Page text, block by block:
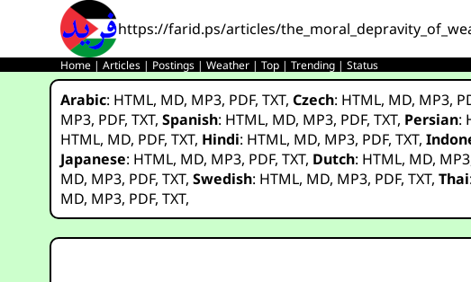
https://farid.ps/articles/
Home |Articles | Postings |Weather |Top |Trending |Status
Arabic: HTML, MD, MP3, PDF,TXT,Czech: HTML, MD, MP3,
MP3, PDF,TXT,Spanish: HTML, MD, MP3, PDF,TXT, Persian:
HTML, MD, PDF,TXT, Hindi: HTML, MD, MP3, PDF,TXT,
Japanese: HTML, MD, MP3, PDF,TXT, Dutch: HTML, MD, MP3
MD, MP3, PDF,TXT,Swedish: HTML, MD, MP3, PDF,TXT,Thai:
MD, MP3, PDF,TXT,